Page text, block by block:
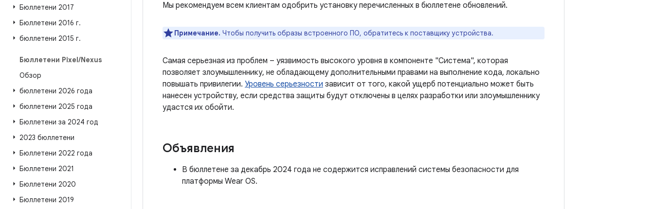
Бюллетени 2017
Бюллетени 2016 г.
бюллетени 2015 г.
Бюллетени Pixel/Nexus
Обзор
бюллетени 2026 года
бюллетени 2025 года
Бюллетени за 2024 год
2023 бюллетени
Бюллетени 2022 года
Бюллетени 2021
Бюллетени 2020
Бюллетени 2019
Мы рекомендуем всем клиентам одобрить установку перечисленных в бюллетене обновлений.
Примечание. Чтобы получить образы встроенного ПО, обратитесь к поставщику устройства.
Самая серьезная из проблем – уязвимость высокого уровня в компоненте "Система", которая
позволяет злоумышленнику, не обладающему дополнительными правами на выполнение кода, локально
повышать привилегии. Уровень серьезности зависит от того, какой ущерб потенциально может быть
нанесен устройству, если средства защиты будут отключены в целях разработки или злоумышленнику
удастся их обойти.
Объявления
В бюллетене за декабрь 2024 года не содержится исправлений системы безопасности для
платформы Wear OS.